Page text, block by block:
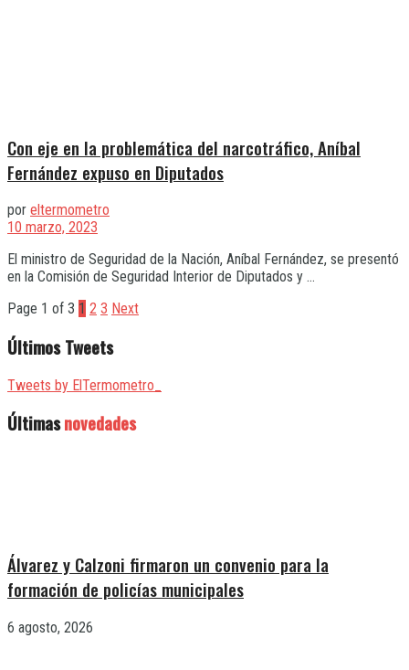
Con eje en la problemática del narcotráfico, Aníbal
Fernández expuso en Diputados
por eltermometro
10 marzo, 2023
El ministro de Seguridad de la Nación, Aníbal Fernández, se presentó
en la Comisión de Seguridad Interior de Diputados y ...
Page 1 of 3 1 2 3 Next
Últimos Tweets
Tweets by ElTermometro_
Últimasnovedades
Álvarez y Calzoni firmaron un convenio para la
formación de policías municipales
6 agosto, 2026